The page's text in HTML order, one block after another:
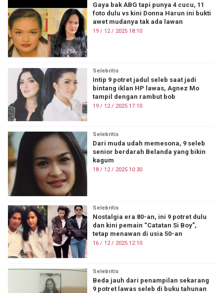
Gaya bak ABG tapi punya 4 cucu, 11
foto dulu vs kini Donna Harun ini bukti
awet mudanya tak ada lawan
19 / 12 / 2025 18:10
Selebritis
Intip 9 potret jadul seleb saat jadi
bintang iklan HP lawas, Agnez Mo
tampil dengan rambut bob
19 / 12 / 2025 17:10
Selebritis
Dari muda udah memesona, 9 seleb
senior berdarah Belanda yang bikin
kagum
18 / 12 / 2025 10:30
Selebritis
Nostalgia era 80-an, ini 9 potret dulu
dan kini pemain “Catatan Si Boy”,
tetap menawan di usia 50-an
16 / 12 / 2025 12:10
Selebritis
Beda jauh dari penampilan sekarang
9 potret lawas seleb di buku tahunan